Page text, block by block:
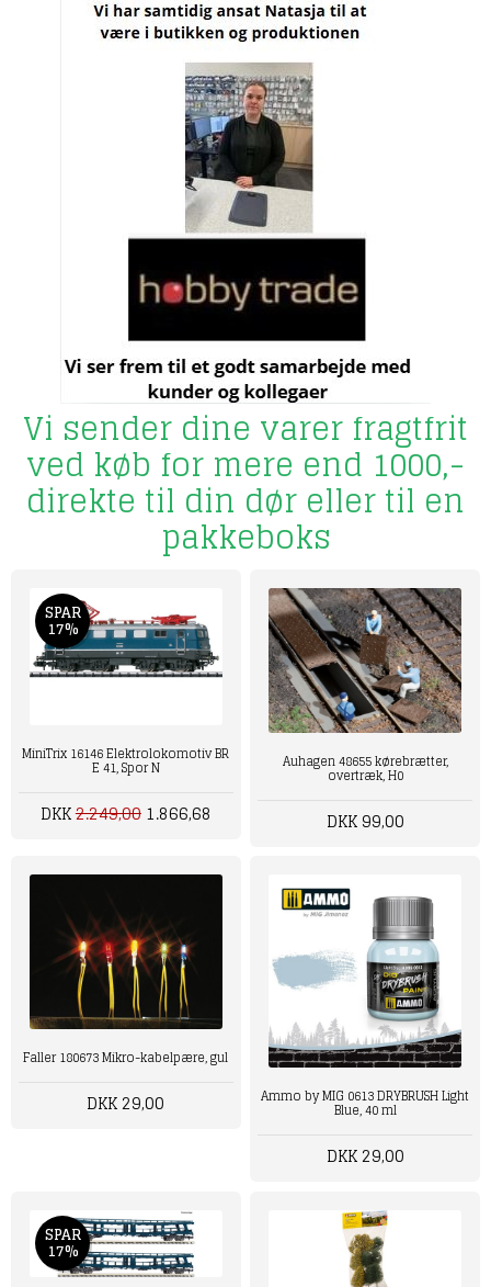
Vi sender dine varer fragtfrit
ved køb for mere end 1000,-
direkte til din dør eller til en
pakkeboks
SPAR
17%
MiniTrix 16146 Elektrolokomotiv BR
E 41, Spor N
DKK2.249,001.866,68
Auhagen 48655 kørebrætter,
overtræk, H0
DKK 99,00
Faller 180673 Mikro-kabelpære, gul
DKK 29,00 Ammo by MIG 0613 DRYBRUSH Light
Blue, 40 ml
DKK 29,00
SPAR
17%